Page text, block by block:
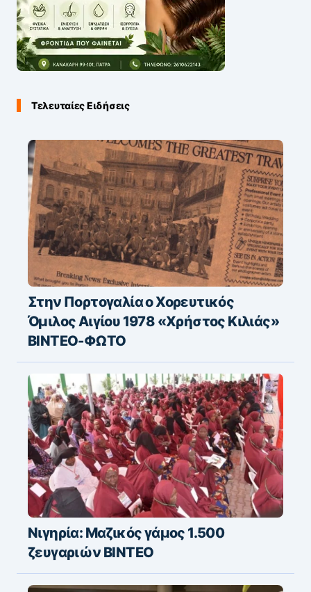
Τελευταίες Ειδήσεις
Στην Πορτογαλία ο Χορευτικός
Όμιλος Αιγίου 1978 «Χρήστος Κιλιάς»
ΒΙΝΤΕΟ-ΦΩΤΟ
Νιγηρία: Μαζικός γάμος 1.500
ζευγαριών ΒΙΝΤΕΟ